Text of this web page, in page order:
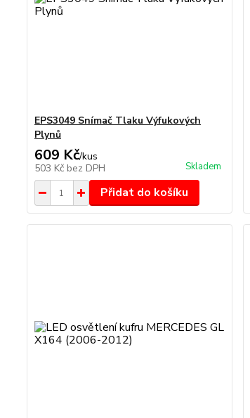
EPS3049 Snímač Tlaku Výfukových
Plynů
609 Kč/kus
503 Kč bez DPH Skladem
Přidat do košíku